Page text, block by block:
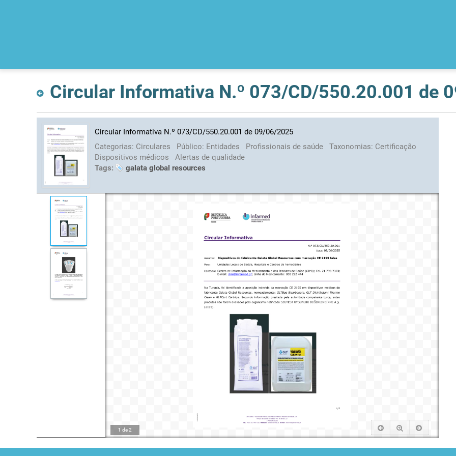
Circular Informativa N.º 073/CD/550.20.001 de
Circular Informativa N.º 073/CD/550.20.001 de 09/06/2025
Categorias: Circulares Público: Entidades Profissionais de saúde Taxonomias: Certificação
Dispositivos médicos
Alertas de qualidade
Tags:
galata global resources
1 de2